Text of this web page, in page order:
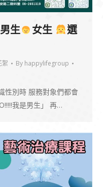
生 女生
選
絮 By happylifegroup
性別時 服務對象們都會
我是男生」 再…